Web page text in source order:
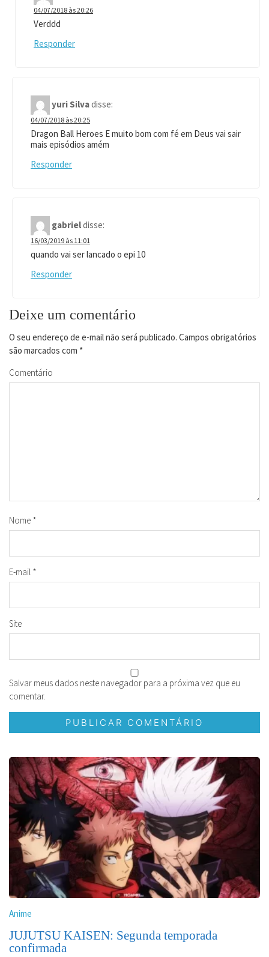
04/07/2018 às 20:26
Verddd
Responder
yuri Silvadisse:
04/07/2018 às 20:25
Dragon Ball Heroes E muito bom com fé em Deus vai sair
mais episódios amém
Responder
gabrieldisse:
16/03/2019 às 11:01
quando vai ser lancado o epi 10
Responder
Deixe um comentário
O seu endereço de e-mail não será publicado. Campos obrigatórios
são marcados com *
Comentário
Nome *
E-mail *
Site
Salvar meus dados neste navegador para a próxima vez que eu
comentar.
Anime
JUJUTSU KAISEN: Segunda temporada
confirmada